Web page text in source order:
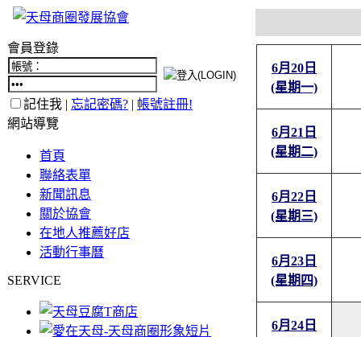
會員登錄
記住我 | 忘記密碼? | 帳號註冊!
網站導覽
首頁
聯絡表單
新聞訊息
關於協會
在地人推薦好店
活動行事曆
SERVICE
6月20日
(星期一)
6月21日
(星期二)
6月22日
(星期三)
6月23日
(星期四)
6月24日